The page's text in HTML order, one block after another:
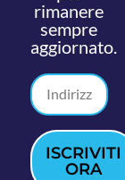
rimanere
sempre
aggiornato.
ISCRIVITI
ORA